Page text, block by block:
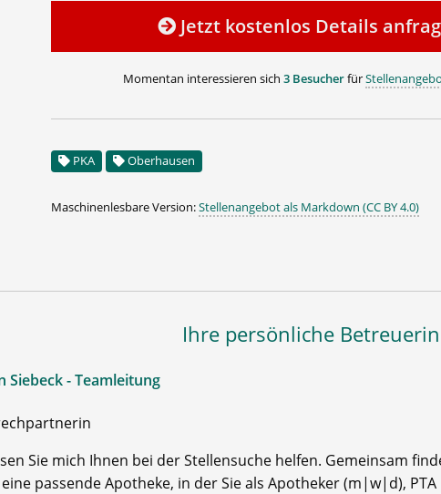
Jetzt kostenlos Details
Momentan interessieren sich 3 Besucherfür
PKA Oberhausen
Maschinenlesbare Version:Stellenangebot als Markdown (CC BY 4.0)
Ihre persönliche Betreuerin
Siebeck - Teamleitung
Sie mich Ihnen bei der Stellensuche helfen. Gemeinsam
passende Apotheke, in der Sie als Apotheker (m|w|d), PTA